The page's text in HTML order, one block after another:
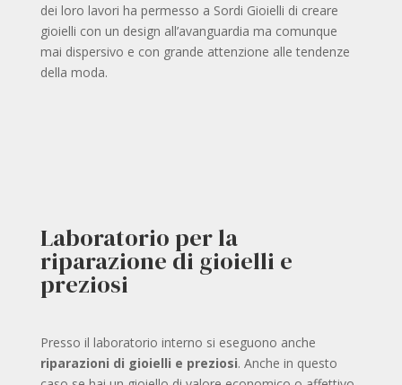
dei loro lavori ha permesso a Sordi Gioielli di creare
gioielli con un design all’avanguardia ma comunque
mai dispersivo e con grande attenzione alle tendenze
della moda.
Laboratorio per la
riparazione di gioielli e
preziosi
Presso il laboratorio interno si eseguono anche
riparazioni di gioielli e preziosi. Anche in questo